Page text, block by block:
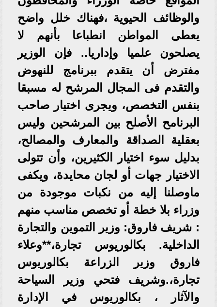
والوظائف الحيوية ،فهناك خلل واضح
يعطى المواطن انطباعا بأنهم لا
يصلحون علميا وإداريا.. فإن الوزير
مفترض أن يتقدم ببرنامج للنهوض
والتقدم فى المجال المرشح له مسبقا
بنفس التخصص، ويجرى اختيار صاحب
البرنامح الأصلح بين المرشحين وليس
بعقلية الصداقة والمعارف والمصالح،
بدليل سوء اختيار الكثيرين، وأن تتولى
الاختيار جهات أو لجان محايدة، ويكفى
ماوصلنا إليه من نكبات موجودة من
وزراء بلا خطة أو تخصص مناسب منهم
: شريف فاروق: وزير التموين والتجارة
الداخلية. بكالوريوس تجارة،**وعلاء
فاروق وزير الزراعة بكالوريوس
تجارة،.وشريف فتحي وزير السياحة
والآثار ، بكالوريوس في الإدارة